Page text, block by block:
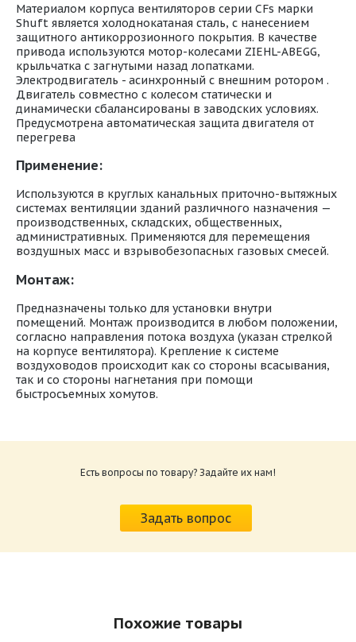
Материалом корпуса вентиляторов серии CFs марки
Shuft является холоднокатаная сталь, с нанесением
защитного антикоррозионного покрытия. В качестве
привода используются мотор-колесами ZIEHL-ABEGG,
крыльчатка с загнутыми назад лопатками.
Электродвигатель - асинхронный с внешним ротором .
Двигатель совместно с колесом статически и
динамически сбалансированы в заводских условиях.
Предусмотрена автоматическая защита двигателя от
перегрева
Применение:
Используются в круглых канальных приточно-вытяжных
системах вентиляции зданий различного назначения —
производственных, складских, общественных,
административных. Применяются для перемещения
воздушных масс и взрывобезопасных газовых смесей.
Монтаж:
Предназначены только для установки внутри
помещений. Монтаж производится в любом положении,
согласно направления потока воздуха (указан стрелкой
на корпусе вентилятора). Крепление к системе
воздуховодов происходит как со стороны всасывания,
так и со стороны нагнетания при помощи
быстросъемных хомутов.
Размер: 4.6 Мб
Монтаж круглых вентиляторов Shuft
Есть вопросы по товару? Задайте их нам!
Задать вопрос
Похожие товары